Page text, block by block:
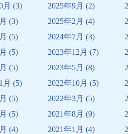
月 (3) 2025年9月 (2)
(3) 2025年2月 (4)
(5) 2024年7月 (3)
(5) 2023年12月 (7)
(5) 2023年5月 (8)
月 (5) 2022年10月 (5)
(5) 2022年3月 (5)
(5) 2021年8月 (9)
(4) 2021年1月 (4)